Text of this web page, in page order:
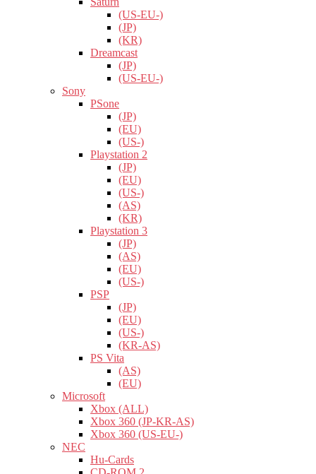
(US-EU-)
(JP)
(KR)
Dreamcast
(JP)
(US-EU-)
Sony
PSone
(JP)
(EU)
(US-)
Playstation 2
(JP)
(EU)
(US-)
(AS)
(KR)
Playstation 3
(JP)
(AS)
(EU)
(US-)
PSP
(JP)
(EU)
(US-)
(KR-AS)
PS Vita
(AS)
(EU)
Microsoft
Xbox (ALL)
Xbox 360 (JP-KR-AS)
Xbox 360 (US-EU-)
NEC
Hu-Cards